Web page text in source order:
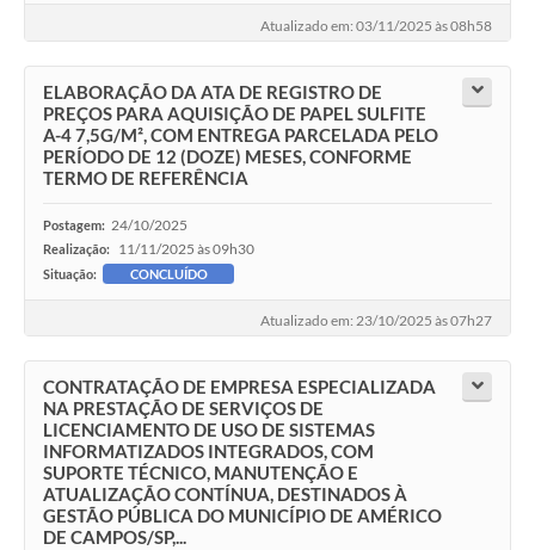
Atualizado em: 03/11/2025 às 08h58
ELABORAÇÃO DA ATA DE REGISTRO DE
PREÇOS PARA AQUISIÇÃO DE PAPEL SULFITE
A-4 7,5G/M², COM ENTREGA PARCELADA PELO
PERÍODO DE 12 (DOZE) MESES, CONFORME
TERMO DE REFERÊNCIA
Postagem: 24/10/2025
Realização: 11/11/2025 às 09h30
Situação: CONCLUÍDO
Atualizado em: 23/10/2025 às 07h27
CONTRATAÇÃO DE EMPRESA ESPECIALIZADA
NA PRESTAÇÃO DE SERVIÇOS DE
LICENCIAMENTO DE USO DE SISTEMAS
INFORMATIZADOS INTEGRADOS, COM
SUPORTE TÉCNICO, MANUTENÇÃO E
ATUALIZAÇÃO CONTÍNUA, DESTINADOS À
GESTÃO PÚBLICA DO MUNICÍPIO DE AMÉRICO
DE CAMPOS/SP,...